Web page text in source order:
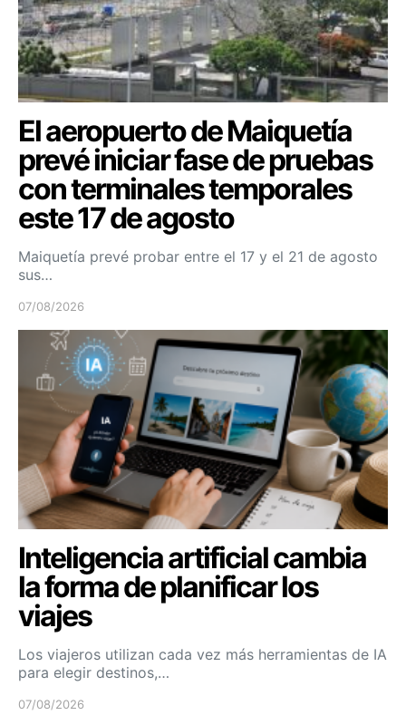
El aeropuerto de Maiquetía
prevé iniciar fase de pruebas
con terminales temporales
este 17 de agosto
Maiquetía prevé probar entre el 17 y el 21 de agosto
sus…
07/08/2026
Inteligencia artificial cambia
la forma de planificar los
viajes
Los viajeros utilizan cada vez más herramientas de IA
para elegir destinos,…
07/08/2026